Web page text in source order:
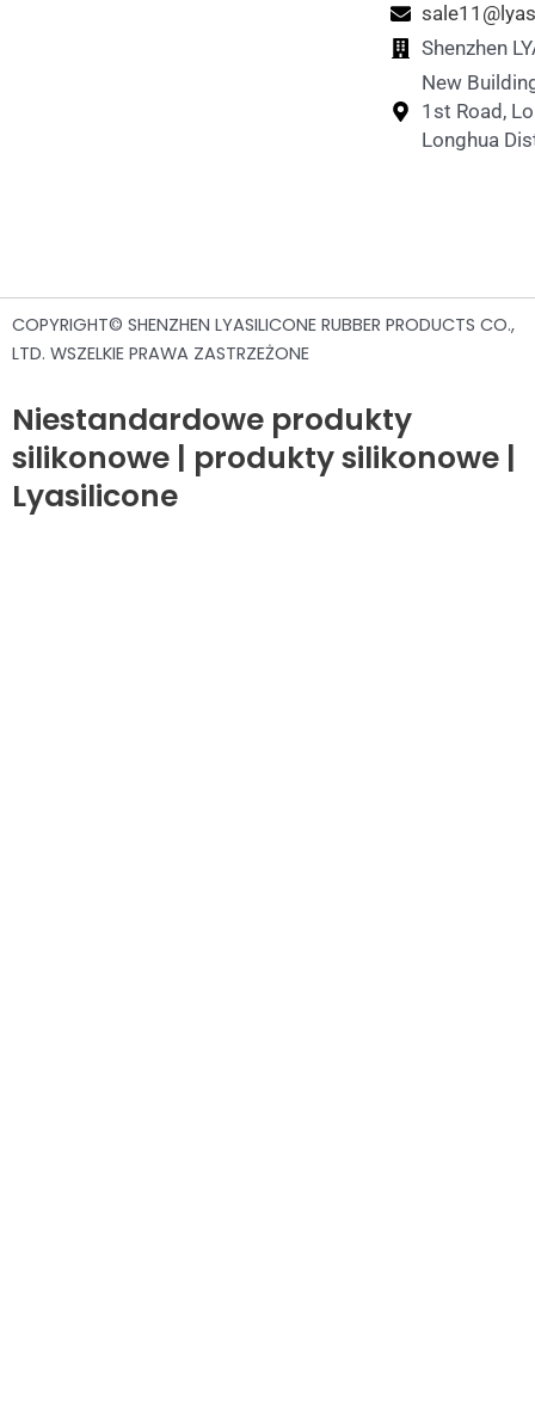
Shenzhen
New
1st Road,
Longhua
COPYRIGHT© SHENZHEN LYASILICONE RUBBER PRODUCTS CO.,
LTD. WSZELKIE PRAWA ZASTRZEŻONE
Niestandardowe produkty
silikonowe | produkty silikonowe |
Lyasilicone